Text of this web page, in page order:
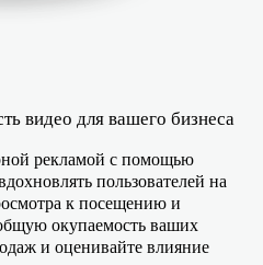
видео для вашего бизнеса
рекламой с помощью
пользователей на
к посещению и
окупаемость ваших
и оценивайте влияние